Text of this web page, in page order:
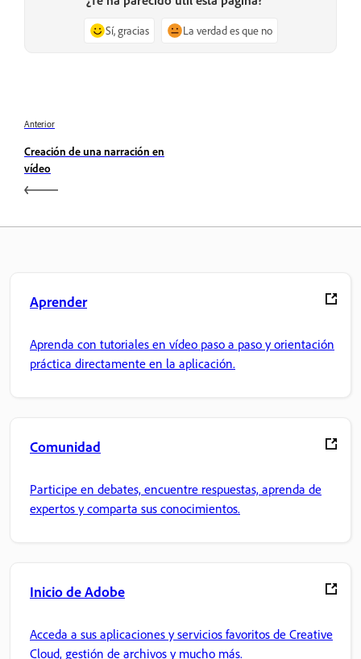
Sí, gracias La verdad es que no
Anterior
Creación de una narración en
vídeo
Aprender
Aprenda con tutoriales en vídeo paso a paso y orientación
práctica directamente en la aplicación.
Comunidad
Participe en debates, encuentre respuestas, aprenda de
expertos y comparta sus conocimientos.
Inicio de Adobe
Acceda a sus aplicaciones y servicios favoritos de Creative
Cloud, gestión de archivos y mucho más.